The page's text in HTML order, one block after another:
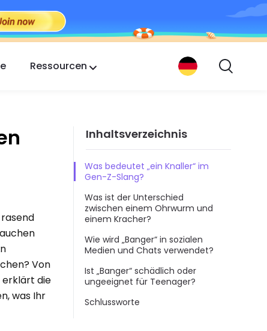
Ressourcen
Von
erklärt die
was Ihr
Inhaltsverzeichnis
Was bedeutet „ein Knaller“ im
Gen-Z-Slang?
Was ist der Unterschied
zwischen einem Ohrwurm und
einem Kracher?
Wie wird „Banger“ in sozialen
Medien und Chats verwendet?
Ist „Banger“ schädlich oder
ungeeignet für Teenager?
Schlussworte